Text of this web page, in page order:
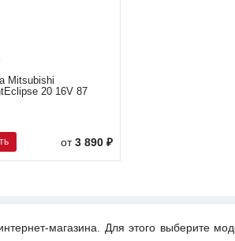
Mitsubishi
20 16V 87
от 3 890 ₽
магазина. Для этого выберите